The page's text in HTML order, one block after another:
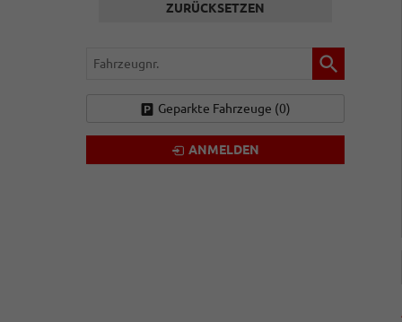
ZURÜCKSETZEN
Fahrzeugnr.
Geparkte Fahrzeuge (0)
ANMELDEN